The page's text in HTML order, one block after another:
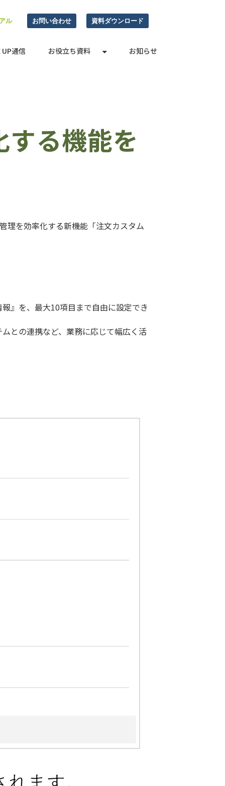
ル お問い合わせ 資料ダウンロード
UP通信 お役立ち資料 お知らせ
る機能を
理を効率化する新機能「注文カスタム
』を、最大10項目まで自由に設定でき
との連携など、業務に応じて幅広く活